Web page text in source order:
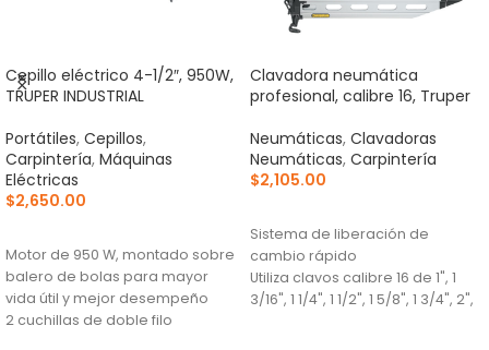
Cepillo eléctrico 4-1/2″, 950W,
TRUPER INDUSTRIAL
Portátiles, Cepillos,
Carpintería, Máquinas
Eléctricas
$2,650.00
Motor de 950 W, montado sobre
balero de bolas para mayor
vida útil y mejor desempeño
2 cuchillas de doble filo
Clavadora neumática
profesional, calibre 16, Truper
Neumáticas, Clavadoras
Neumáticas, Carpintería
$2,105.00
Sistema de liberación de
cambio rápido
Utiliza clavos calibre 16 de 1", 1
3/16", 1 1/4", 1 1/2", 1 5/8", 1 3/4", 2",